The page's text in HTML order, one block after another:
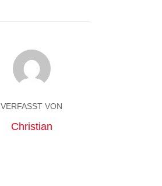
VERFASST VON
Christian